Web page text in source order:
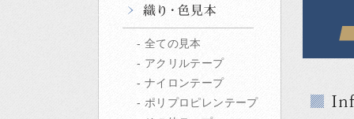
全ての見本
アクリルテープ
ナイロンテープ
ポリプロピレンテープ